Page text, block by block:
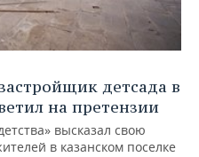
детсада в
на претензии
высказал свою
в казанском поселке